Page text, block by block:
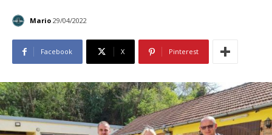
Mario 29/04/2022
Facebook X Pinterest